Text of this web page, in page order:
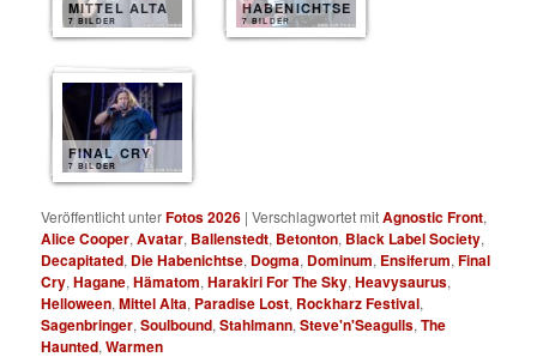
MITTEL ALTA
7 BILDER
HABENICHTSE
7 BILDER
FINAL CRY
7 BILDER
Veröffentlicht unterFotos 2026 |Verschlagwortet mitAgnostic Front,
Alice Cooper,Avatar, Ballenstedt, Betonton, Black Label Society,
Decapitated, Die Habenichtse, Dogma, Dominum, Ensiferum,Final
Cry,Hagane,Hämatom,Harakiri For The Sky,Heavysaurus,
Helloween,Mittel Alta, Paradise Lost, Rockharz Festival,
Sagenbringer,Soulbound,Stahlmann,Steve'n'Seagulls,The
Haunted,Warmen